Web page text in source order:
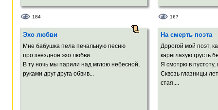
184 167
Эхо любви
Мне бабушка пела печальную песню
про звёздное эхо любви.
В ту ночь мы парили над мглою небесной,
руками друг друга обвив...
На смерть поэта
Дорогой мой поэт,
кареглазую грусть
Я смотрю в
Сквозь глазницы
стая....